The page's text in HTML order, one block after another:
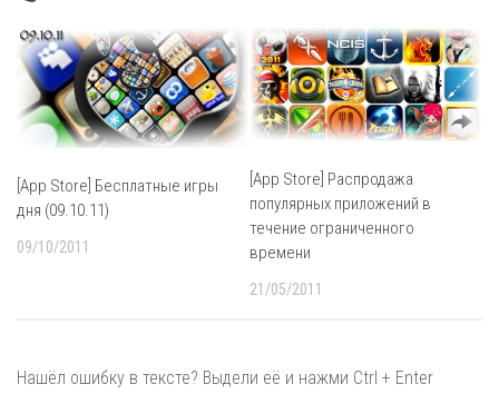
[App Store] Бесплатные игры
дня (09.10.11)
09/10/2011
[App Store] Распродажа
популярных приложений в
течение ограниченного
времени
21/05/2011
Нашёл ошибку в тексте? Выдели её и нажми Ctrl + Enter